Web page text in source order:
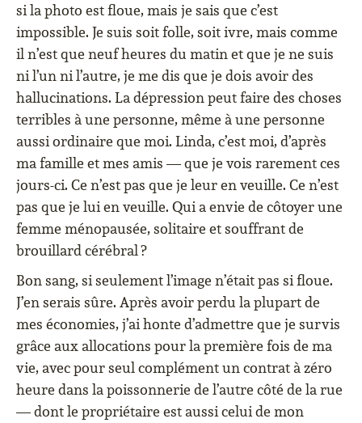
si la photo est floue, mais je sais que c’est
impossible. Je suis soit folle, soit ivre, mais comme
il n’est que neuf heures du matin et que je ne suis
ni l’un ni l’autre, je me dis que je dois avoir des
hallucinations. La dépression peut faire des choses
terribles à une personne, même à une personne
aussi ordinaire que moi. Linda, c’est moi, d’après
ma famille et mes amis — que je vois rarement ces
jours-ci. Ce n’est pas que je leur en veuille. Ce n’est
pas que je lui en veuille. Qui a envie de côtoyer une
femme ménopausée, solitaire et souffrant de
brouillard cérébral ?
Bon sang, si seulement l’image n’était pas si floue.
J’en serais sûre. Après avoir perdu la plupart de
mes économies, j’ai honte d’admettre que je survis
grâce aux allocations pour la première fois de ma
vie, avec pour seul complément un contrat à zéro
heure dans la poissonnerie de l’autre côté de la rue
— dont le propriétaire est aussi celui de mon